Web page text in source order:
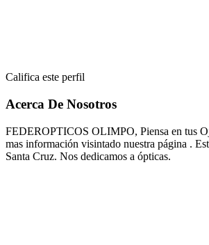
Califica este perfil
Acerca De Nosotros
FEDEROPTICOS OLIMPO, Piensa en tus
mas información visintado nuestra página .
Santa Cruz. Nos dedicamos a ópticas.